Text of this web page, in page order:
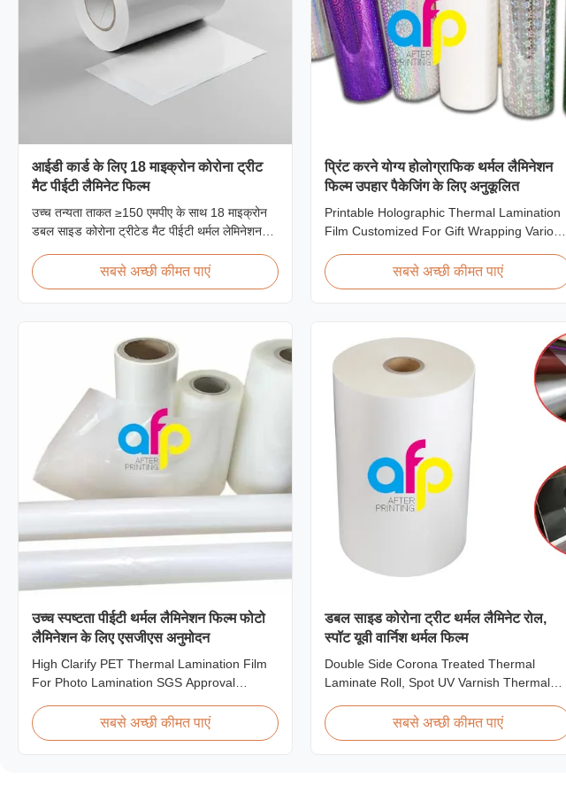
आईडी कार्ड के लिए 18 माइक्रोन कोरोना ट्रीट
मैट पीईटी लैमिनेट फिल्म
उच्च तन्यता ताकत ≥150 एमपीए के साथ 18 माइक्रोन
डबल साइड कोरोना ट्रीटेड मैट पीईटी थर्मल लेमिनेशन
आईडी कार्ड, बैज और क्रेडेंशियल सुरक्षा के लिए डिज़ाइन
की गई है।
सबसे अच्छी कीमत पाएं
प्रिंट करने योग्य होलोग्राफिक थर्मल लैमिनेशन
फिल्म उपहार पैकेजिंग के लिए अनुकूलित
Printable Holographic Thermal Lamination
Film Customized For Gift Wrapping Various
Film for Gift Wrapping Our comprehensive
range of holographic thermal lamination
Laser ...
सबसे अच्छी कीमत पाएं
उच्च स्पष्टता पीईटी थर्मल लैमिनेशन फिल्म फोटो
लैमिनेशन के लिए एसजीएस अनुमोदन
High Clarify PET Thermal Lamination Film
For Photo Lamination SGS Approval
PET thermal lamination film rolls with
thickness ranging from 12 micron to 350
सबसे अच्छी कीमत पाएं
डबल साइड कोरोना ट्रीट थर्मल लैमिनेट रोल,
स्पॉट यूवी वार्निश थर्मल फिल्म
Double Side Corona Treated Thermal
Laminate Roll, Spot UV Varnish Thermal
Corona Treated Thermal Lamination Film,
specially designed for optimal performance
सबसे अच्छी कीमत पाएं